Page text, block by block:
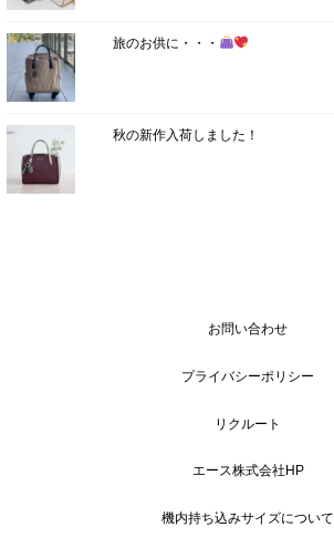
旅のお供に・・・
秋の新作入荷しました！
お問い合わせ
プライバシーポリシー
リクルート
エース株式会社HP
機内持ち込みサイズについて